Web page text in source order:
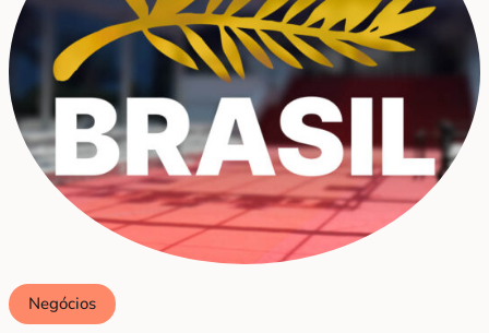
Negócios